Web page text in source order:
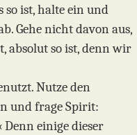
so ist, halte ein und
Gehe nicht davon aus,
absolut so ist, denn wir
Nutze den
und frage Spirit:
Denn einige dieser